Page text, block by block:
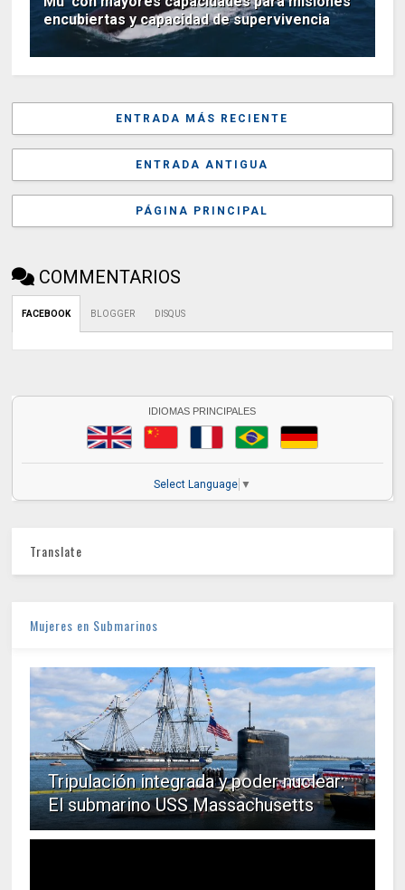
encubiertas y capacidad de supervivencia
ENTRADA MÁS RECIENTE
ENTRADA ANTIGUA
PÁGINA PRINCIPAL
COMMENTARIOS
FACEBOOK BLOGGER DISQUS
IDIOMAS PRINCIPALES
Select Language ▼
Translate
Mujeres en Submarinos
Tripulación integrada y poder nuclear:
El submarino USS Massachusetts